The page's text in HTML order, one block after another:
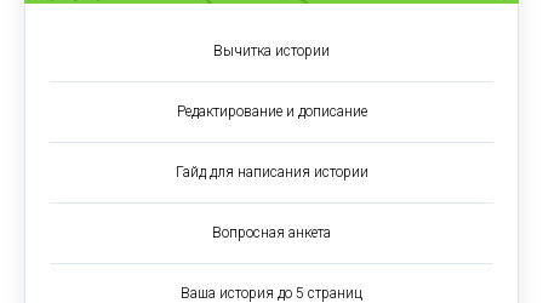
Вычитка истории
Редактирование и дописание
Гайд для написания истории
Вопросная анкета
Ваша история до 5 страниц